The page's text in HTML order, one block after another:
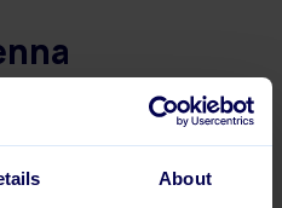
About
med Learningbank
inkludering